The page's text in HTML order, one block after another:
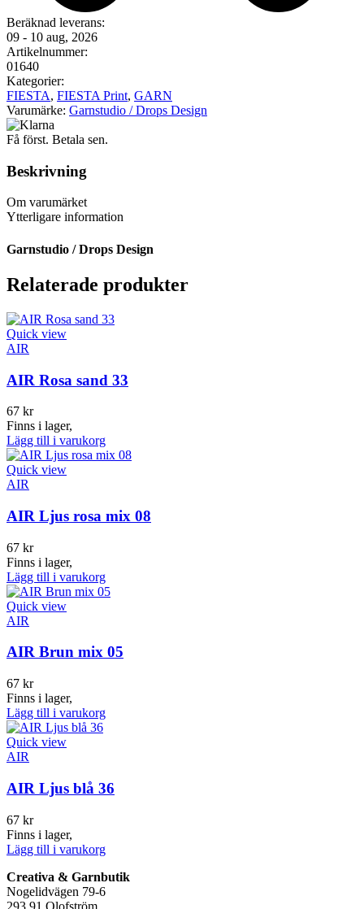
Beräknad leverans:
09 - 10 aug, 2026
Artikelnummer:
01640
Kategorier:
FIESTA, FIESTA Print, GARN
Varumärke: Garnstudio / Drops Design
Få först. Betala sen.
Beskrivning
Om varumärket
Ytterligare information
Garnstudio / Drops Design
Relaterade produkter
Quick view
AIR
AIR Rosa sand 33
67 kr
Finns i lager,
Lägg till i varukorg
Quick view
AIR
AIR Ljus rosa mix 08
67 kr
Finns i lager,
Lägg till i varukorg
Quick view
AIR
AIR Brun mix 05
67 kr
Finns i lager,
Lägg till i varukorg
Quick view
AIR
AIR Ljus blå 36
67 kr
Finns i lager,
Lägg till i varukorg
Creativa & Garnbutik
Nogelidvägen 79-6
293 91 Olofström